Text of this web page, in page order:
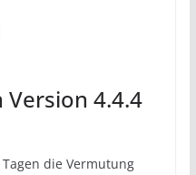
4.4.4
die Vermutung